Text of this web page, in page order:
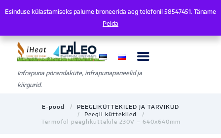
Infrapuna põrandaküte, infrapunapaneelid ja
kiirgurid.
E-pood
PEEGLIKÜTTEKILED JA TARVIKUD
Peegli küttekiled
Termofol peegliküttekile 230V – 640x640mm
Esinduse külastamiseks palume broneerida aeg telefonil 58547451.
Esinduse külastamiseks palume broneerida aeg telefonil 58547451. Täname
Peida